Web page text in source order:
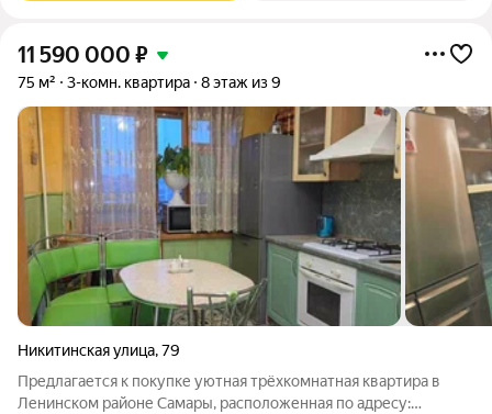
11 590 000 ₽
75 м² 3-комн. квартира 8 этаж из 9
Никитинская улица,79
Предлагается к покупке уютная трёхкомнатная квартира в
Ленинском районе Самары, расположенная по адресу: